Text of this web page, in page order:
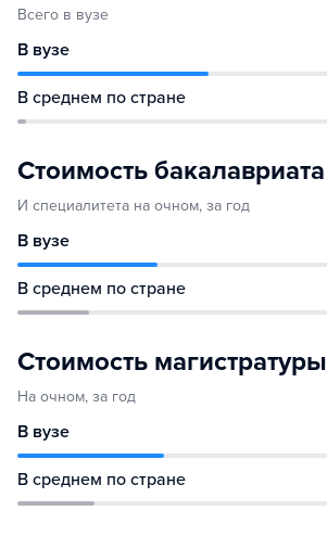
Всего в вузе
В вузе
В среднем по стране
Стоимость бакалавриата
И специалитета на очном, за год
В вузе
В среднем по стране
Стоимость магистратуры
На очном, за год
В вузе
В среднем по стране